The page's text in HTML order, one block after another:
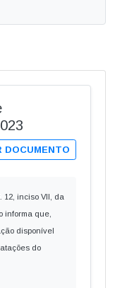
DOCUMENTO
12, inciso VII, da
informa que,
disponível
do